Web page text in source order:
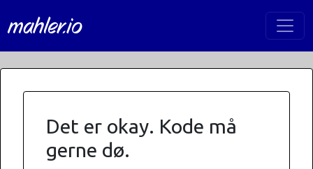
mahler.io
Det er okay. Kode må
gerne dø.